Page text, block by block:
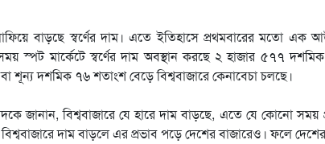
বাড়ছে স্বর্ণের দাম। এতে ইতিহাসে প্রথমবারের মতো এক
স্পট মার্কেটে স্বর্ণের দাম অবস্থান করছে ২ হাজার ৫৭৭
দশমিক ৭৬ শতাংশ বেড়ে বিশ্ববাজারে কেনাবেচা চলছে।
জানান, বিশ্ববাজারে যে হারে দাম বাড়ছে, এতে যে কোনো সময়
দাম বাড়লে এর প্রভাব পড়ে দেশের বাজারেও। ফলে